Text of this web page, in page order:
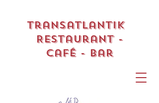
Transatlantik
Restaurant -
Café - Bar